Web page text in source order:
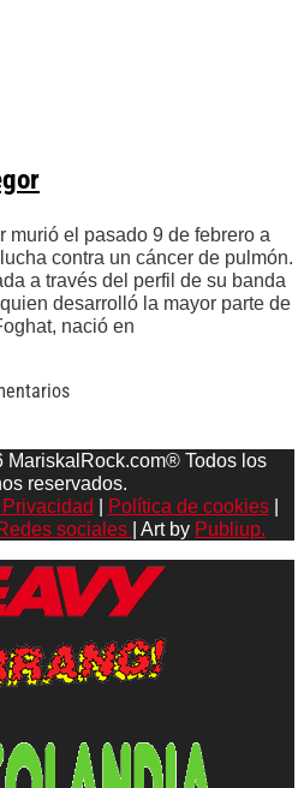
murió el pasado 9 de febrero a
contra un cáncer de pulmón.
a través del perfil de su banda
desarrolló la mayor parte de
nació en
Todos los
reservados.
Política de cookies|
sociales
| Art by Publiup.